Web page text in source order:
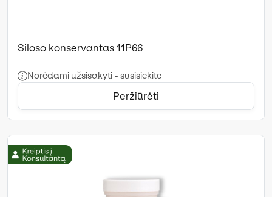
Siloso konservantas 11P66
Norėdami užsisakyti - susisiekite
Peržiūrėti